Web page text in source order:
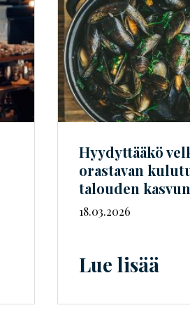
Hyydyttääkö
orastavan
talouden
18.03.2026
Lue lisää